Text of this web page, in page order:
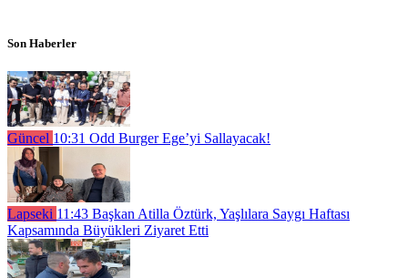
Son Haberler
Güncel 10:31 Odd Burger Ege’yi Sallayacak!
Lapseki 11:43 Başkan Atilla Öztürk, Yaşlılara Saygı Haftası
Kapsamında Büyükleri Ziyaret Etti